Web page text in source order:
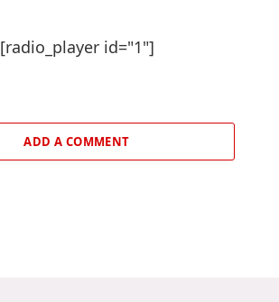
[radio_player id="1"]
ADD A COMMENT